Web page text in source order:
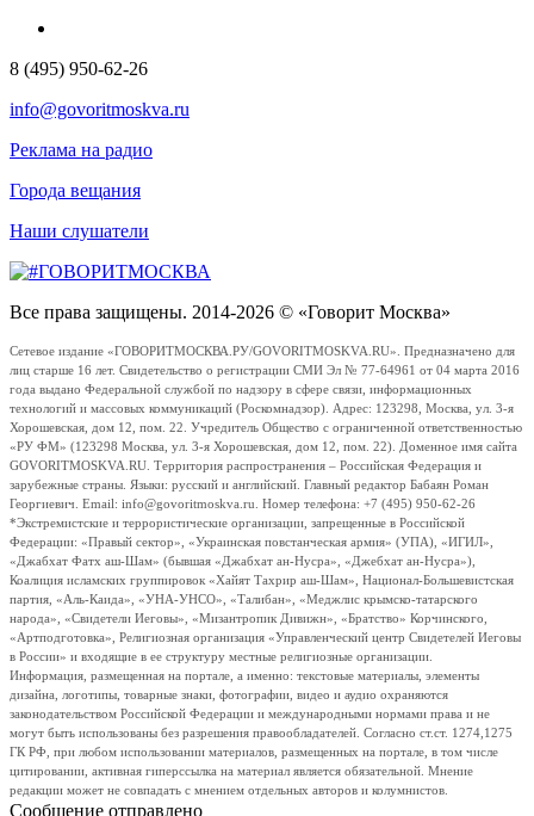
8 (495) 950-62-26
info@govoritmoskva.ru
Реклама на радио
Города вещания
Наши слушатели
Все права защищены. 2014-2026 © «Говорит Москва»
Сетевое издание «ГОВОРИТМОСКВА.РУ/GOVORITMOSKVA.RU». Предназначено для
лиц старше 16 лет. Свидетельство о регистрации СМИ Эл № 77-64961 от 04 марта 2016
года выдано Федеральной службой по надзору в сфере связи, информационных
технологий и массовых коммуникаций (Роскомнадзор). Адрес: 123298, Москва, ул. 3-я
Хорошевская, дом 12, пом. 22. Учредитель Общество с ограниченной ответственностью
«РУ ФМ» (123298 Москва, ул. 3-я Хорошевская, дом 12, пом. 22). Доменное имя сайта
GOVORITMOSKVA.RU. Территория распространения – Российская Федерация и
зарубежные страны. Языки: русский и английский. Главный редактор Бабаян Роман
Георгиевич. Email: info@govoritmoskva.ru. Номер телефона: +7 (495) 950-62-26
*Экстремистские и террористические организации, запрещенные в Российской
Федерации: «Правый сектор», «Украинская повстанческая армия» (УПА), «ИГИЛ»,
«Джабхат Фатх аш-Шам» (бывшая «Джабхат ан-Нусра», «Джебхат ан-Нусра»),
Коалиция исламских группировок «Хайят Тахрир аш-Шам», Национал-Большевистская
партия, «Аль-Каида», «УНА-УНСО», «Талибан», «Меджлис крымско-татарского
народа», «Свидетели Иеговы», «Мизантропик Дивижн», «Братство» Корчинского,
«Артподготовка», Религиозная организация «Управленческий центр Свидетелей Иеговы
в России» и входящие в ее структуру местные религиозные организации.
Информация, размещенная на портале, а именно: текстовые материалы, элементы
дизайна, логотипы, товарные знаки, фотографии, видео и аудио охраняются
законодательством Российской Федерации и международными нормами права и не
могут быть использованы без разрешения правообладателей. Согласно ст.ст. 1274,1275
ГК РФ, при любом использовании материалов, размещенных на портале, в том числе
цитировании, активная гиперссылка на материал является обязательной. Мнение
редакции может не совпадать с мнением отдельных авторов и колумнистов.
Сообщение отправлено